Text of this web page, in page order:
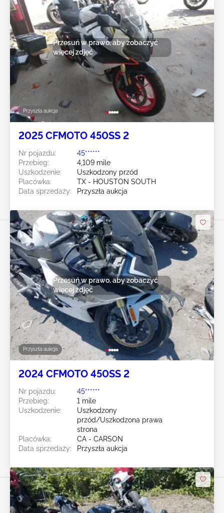
Przyszła aukcja
Przesuń w prawo, aby zobaczyć
więcej zdjęć
2025 CFMOTO 450SS 2
Nr pojazdu:
45******
Przebieg:
4,109 mile
Uszkodzenie:
Uszkodzony przód
Placówka:
TX - HOUSTON SOUTH
Data sprzedaży:
Przyszła aukcja
Przyszła aukcja
Przesuń w prawo, aby zobaczyć
więcej zdjęć
2024 CFMOTO 450SS 2
Nr pojazdu:
45******
Przebieg:
1 mile
Uszkodzenie:
Uszkodzony
przód/Uszkodzona prawa
strona
Placówka:
CA - CARSON
Data sprzedaży:
Przyszła aukcja